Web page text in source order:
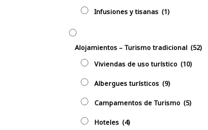
Infusiones y tisanas (1)
Alojamientos – Turismo tradicional (52)
Viviendas de uso turístico (10)
Albergues turísticos (9)
Campamentos de Turismo (5)
Hoteles (4)